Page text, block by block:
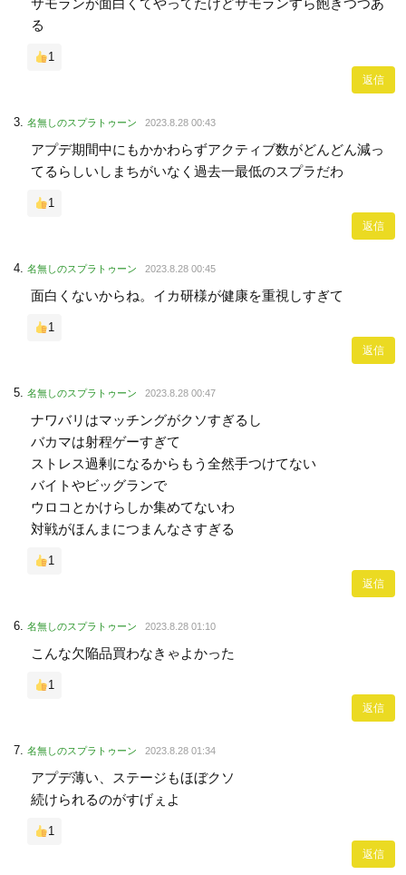
る
1
返信
名無しのスプラトゥーン 2023.8.28 00:43
アプデ期間中にもかかわらずアクティブ数がどんどん減っ
てるらしいしまちがいなく過去一最低のスプラだわ
1
返信
名無しのスプラトゥーン 2023.8.28 00:45
面白くないからね。イカ研様が健康を重視しすぎて
1
返信
名無しのスプラトゥーン 2023.8.28 00:47
ナワバリはマッチングがクソすぎるし
バカマは射程ゲーすぎて
ストレス過剰になるからもう全然手つけてない
バイトやビッグランで
ウロコとかけらしか集めてないわ
対戦がほんまにつまんなさすぎる
1
返信
名無しのスプラトゥーン 2023.8.28 01:10
こんな欠陥品買わなきゃよかった
1
返信
名無しのスプラトゥーン 2023.8.28 01:34
アプデ薄い、ステージもほぼクソ
続けられるのがすげぇよ
1
返信